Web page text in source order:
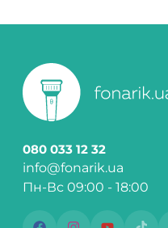
080 033 12 32
info@fonarik.ua
Пн-Вс 09:00 - 18:00